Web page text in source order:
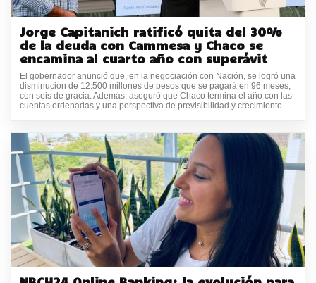
Jorge Capitanich ratificó quita del 30%
de la deuda con Cammesa y Chaco se
encamina al cuarto año con superávit
El gobernador anunció que, en la negociación con Nación, se logró una
disminución de 12.500 millones de pesos que se pagará en 96 meses,
con seis de gracia. Además, aseguró que Chaco termina el año con las
cuentas ordenadas y una perspectiva de previsibilidad y crecimiento.